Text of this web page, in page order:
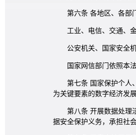
第六条 各地区、各部
工业、电信、交通、
公安机关、国家安全
国家网信部门依照本
第七条 国家保护个人
为关键要素的数字经济发展
第八条 开展数据处理
据安全保护义务，承担社